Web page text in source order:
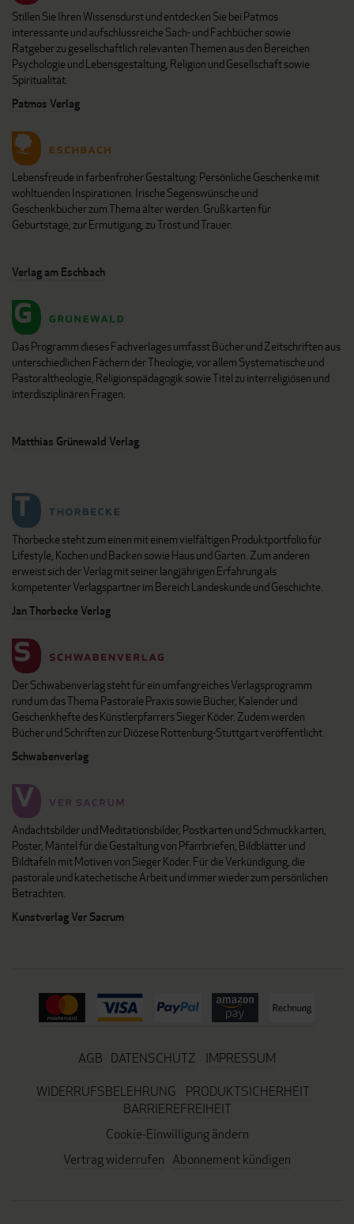
Stillen Sie Ihren Wissensdurst und entdecken Sie bei Patmos
interessante und aufschlussreiche Sach- und Fachbücher sowie
Ratgeber zu gesellschaftlich relevanten Themen aus den Bereichen
Psychologie und Lebensgestaltung, Religion und Gesellschaft sowie
Spiritualität.
Patmos Verlag
Lebensfreude in farbenfroher Gestaltung: Persönliche Geschenke mit
wohltuenden Inspirationen. Irische Segenswünsche und
Geschenkbücher zum Thema älter werden. Grußkarten für
Geburtstage, zur Ermutigung, zu Trost und Trauer.
Verlag am Eschbach
Das Programm dieses Fachverlages umfasst Bücher und Zeitschriften aus
unterschiedlichen Fächern der Theologie, vor allem Systematische und
Pastoraltheologie, Religionspädagogik sowie Titel zu interreligiösen und
interdisziplinären Fragen.
Matthias Grünewald Verlag
Thorbecke steht zum einen mit einem vielfältigen Produktportfolio für
Lifestyle, Kochen und Backen sowie Haus und Garten. Zum anderen
erweist sich der Verlag mit seiner langjährigen Erfahrung als
kompetenter Verlagspartner im Bereich Landeskunde und Geschichte.
Jan Thorbecke Verlag
Der Schwabenverlag steht für ein umfangreiches Verlagsprogramm
rund um das Thema Pastorale Praxis sowie Bücher, Kalender und
Geschenkhefte des Künstlerpfarrers Sieger Köder. Zudem werden
Bücher und Schriften zur Diözese Rottenburg-Stuttgart veröffentlicht.
Schwabenverlag
Andachtsbilder und Meditationsbilder, Postkarten und Schmuckkarten,
Poster, Mäntel für die Gestaltung von Pfarrbriefen, Bildblätter und
Bildtafeln mit Motiven von Sieger Köder. Für die Verkündigung, die
pastorale und katechetische Arbeit und immer wieder zum persönlichen
Betrachten.
Kunstverlag Ver Sacrum
AGB DATENSCHUTZ
IMPRESSUM
WIDERRUFSBELEHRUNG
PRODUKTSICHERHEIT
BARRIEREFREIHEIT
Cookie-Einwilligung ändern
Vertrag widerrufen Abonnement kündigen